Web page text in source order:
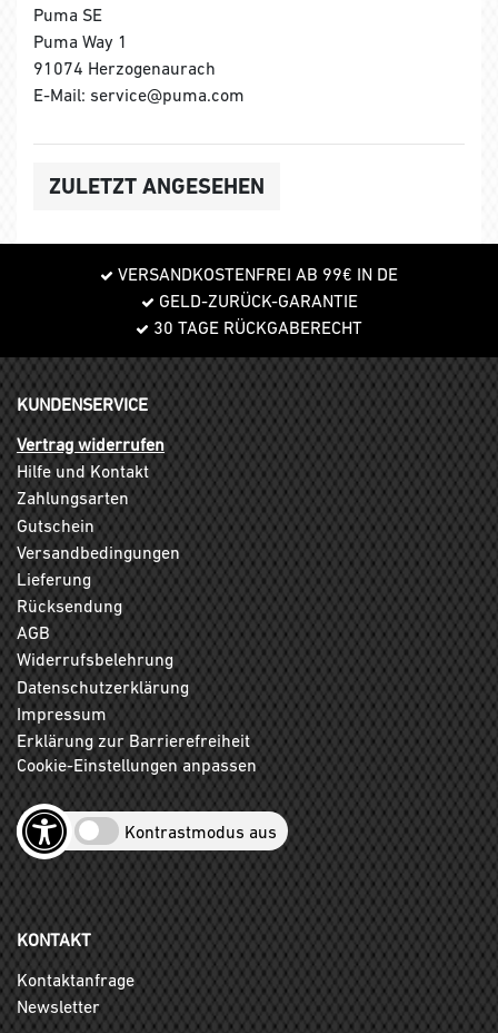
Puma SE
Puma Way 1
91074 Herzogenaurach
E-Mail: service@puma.com
ZULETZT ANGESEHEN
VERSANDKOSTENFREI AB 99€ IN DE
GELD-ZURÜCK-GARANTIE
30 TAGE RÜCKGABERECHT
KUNDENSERVICE
Vertrag widerrufen
Hilfe und Kontakt
Zahlungsarten
Gutschein
Versandbedingungen
Lieferung
Rücksendung
AGB
Widerrufsbelehrung
Datenschutzerklärung
Impressum
Erklärung zur Barrierefreiheit
Cookie-Einstellungen anpassen
Kontrastmodus aus
KONTAKT
Kontaktanfrage
Newsletter